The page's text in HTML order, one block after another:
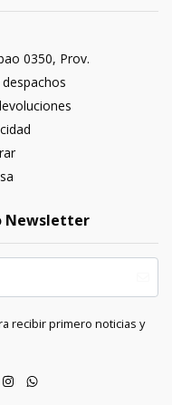
0350, Prov.
Newsletter
recibir primero noticias y